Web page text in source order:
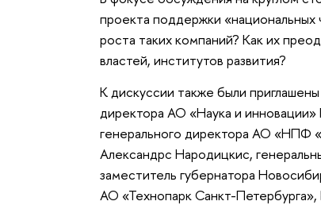
проекта поддержки
роста таких компаний? Как их
властей, институтов развития?
К дискуссии также были
директора АО «Наука и инновации»
генерального директора АО «НПФ
Александрс Народицкис,
заместитель губернатора
АО «Технопарк Санкт-